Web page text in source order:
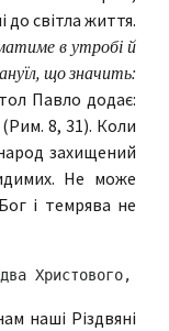
до світла життя.
в утробі й
що значить:
Павло додає:
(Рим. 8, 31). Коли
захищений
Не може
і темрява не
Христового,
наші Різдвяні